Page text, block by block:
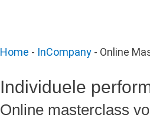
Home - InCompany - Online
Individuele
Online masterclass